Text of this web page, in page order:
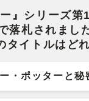
』シリーズ第
落札されまし
イトルはど
ー・ポッターと秘